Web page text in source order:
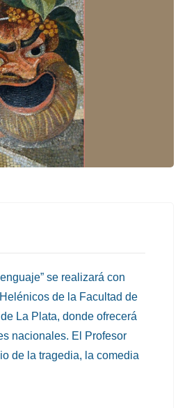
se realizará con
de la Facultad de
La Plata, donde ofrecerá
nacionales. El Profesor
de la tragedia, la comedia